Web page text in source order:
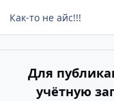
Как-то не айс!!!
Для
учётную